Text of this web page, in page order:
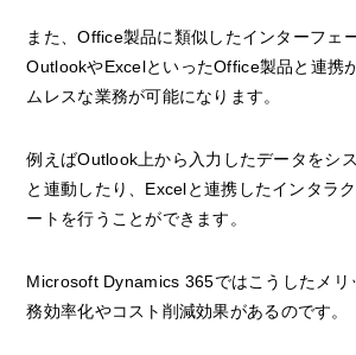
また、Office製品に類似したインターフェ
OutlookやExcelといったOffice製品と連携
ムレスな業務が可能になります。
例えばOutlook上から入力したデータをシ
と連動したり、Excelと連携したインタラ
ートを行うことができます。
Microsoft Dynamics 365ではこうしたメリ
務効率化やコスト削減効果があるのです。